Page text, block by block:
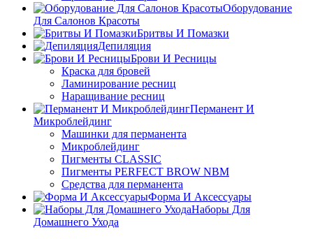
Оборудование
Для Салонов Красоты
Бритвы И Помазки
Депиляция
Брови И Ресницы
Краска для бровей
Ламинирование ресниц
Наращивание ресниц
Перманент И
Микроблейдинг
Машинки для перманента
Микроблейдинг
Пигменты CLASSIC
Пигменты PERFECT BROW NBM
Средства для перманента
Форма И Аксессуары
Наборы Для
Домашнего Ухода